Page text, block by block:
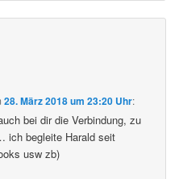
28. März 2018 um 23:20 Uhr:
bei dir die Verbindung, zu
ich begleite Harald seit
usw zb)